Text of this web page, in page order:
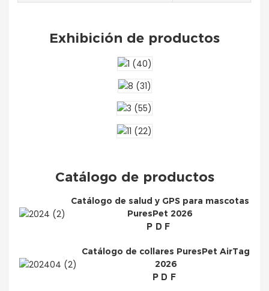
Exhibición de productos
Catálogo de productos
Catálogo de salud y GPS para mascotas
PuresPet 2026
PDF
Catálogo de collares PuresPet AirTag
2026
PDF